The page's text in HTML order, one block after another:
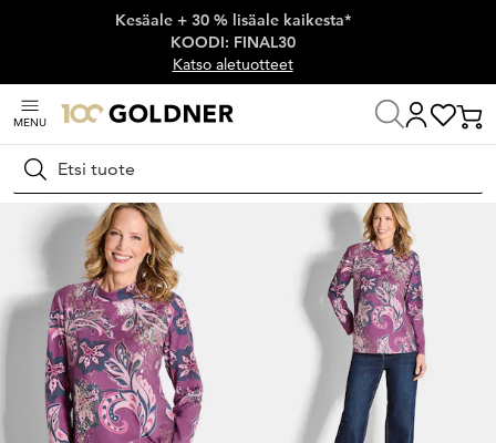
Ohita siirtymä, siirry pääsisältöön
Kesäale + 30 % lisäale kaikesta*
KOODI: FINAL30
Katso aletuotteet
MENU
Hae
Koti Naisten muoti